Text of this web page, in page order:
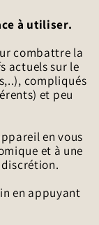
à utiliser.
combattre la
actuels sur le
compliqués
et peu
en vous
et à une
en appuyant